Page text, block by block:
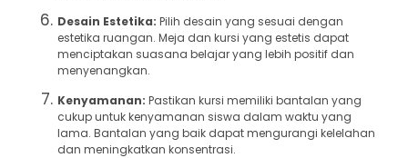
Desain Estetika: Pilih desain yang sesuai dengan
estetika ruangan. Meja dan kursi yang estetis dapat
menciptakan suasana belajar yang lebih positif dan
menyenangkan.
Kenyamanan: Pastikan kursi memiliki bantalan yang
cukup untuk kenyamanan siswa dalam waktu yang
lama. Bantalan yang baik dapat mengurangi kelelahan
dan meningkatkan konsentrasi.